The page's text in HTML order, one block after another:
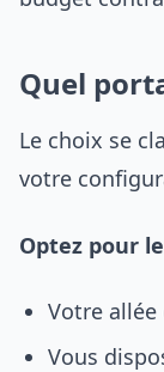
Quel
Le choix se
votre
Optez pour
Votre allée
Vous